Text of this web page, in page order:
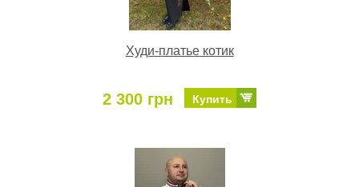
Худи-платье котик
2 300 грн Купить